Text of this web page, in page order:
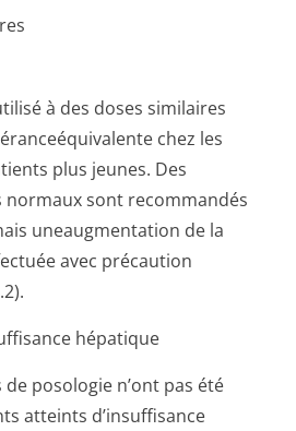
à des doses similaires
chez les
plus jeunes. Des
normaux sont recommandés
uneaugmentation de la
avec précaution
hépatique
posologie n’ont pas été
atteints d’insuffisance